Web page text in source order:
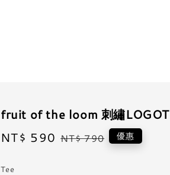
fruit of the loom 刺繡LOGOT
Sale
NT$ 590 Regular
NT$ 790 優惠
Tee